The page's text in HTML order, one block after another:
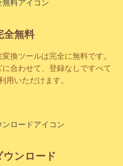
全無料
換ツールは完全に無料です。
合わせて、登録なしですべて
用いただけます。
ウンロード